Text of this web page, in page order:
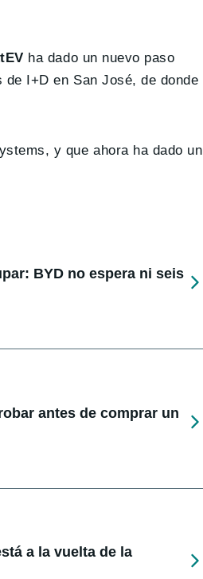
ha dado un nuevo paso
I+D en San José, de donde
y que ahora ha dado un
BYD no espera ni seis
antes de comprar un
a la vuelta de la